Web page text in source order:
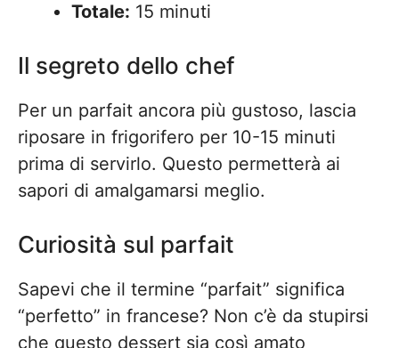
Totale: 15 minuti
Il segreto dello chef
Per un parfait ancora più gustoso, lascia
riposare in frigorifero per 10-15 minuti
prima di servirlo. Questo permetterà ai
sapori di amalgamarsi meglio.
Curiosità sul parfait
Sapevi che il termine “parfait” significa
“perfetto” in francese? Non c’è da stupirsi
che questo dessert sia così amato